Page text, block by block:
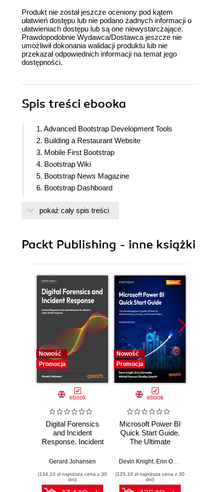
Produkt nie został jeszcze oceniony pod kątem
ułatwień dostępu lub nie podano żadnych informacji o
ułatwieniach dostępu lub są one niewystarczające.
Prawdopodobnie Wydawca/Dostawca jeszcze nie
umożliwił dokonania walidacji produktu lub nie
przekazał odpowiednich informacji na temat jego
dostępności.
Spis treści ebooka
1. Advanced Bootstrap Development Tools
2. Building a Restaurant Website
3. Mobile First Bootstrap
4. Bootstrap Wiki
5. Bootstrap News Magazine
6. Bootstrap Dashboard
pokaż cały spis treści
Packt Publishing - inne książki
Nowość
Promocja
ebook
Digital Forensics
and Incident
Response. Incident
and techniques for
threat response -
Fourth Edition
Gerard Johansen
(134,10 zł najniższa cena z 30
dni)
Nowość
Promocja
ebook
Microsoft Power BI
Quick Start Guide.
The Ultimate
to Power BI, Data
Tools, and
Microsoft Fabric -
Devin Knight, Erin Ostrowsky
(125,10 zł najniższa cena z 30
dni)